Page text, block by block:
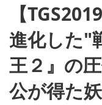
【
進化した"
王２』の
公が得た